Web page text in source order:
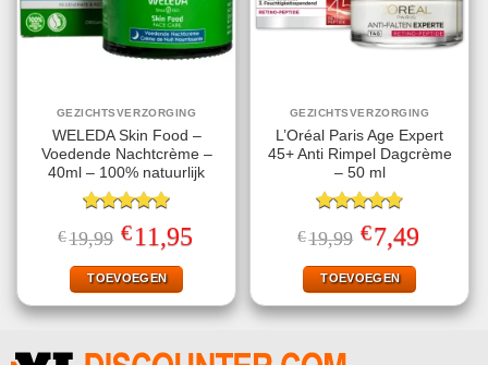
GEZICHTSVERZORGING
WELEDA Skin Food –
Voedende Nachtcrème –
40ml – 100% natuurlijk
Gewaardeerd
5.00uit 5
€19,99 Oorspronkelijke
prijs
was:
€19,99.
€11,95prijs
TOEVOEGEN
GEZICHTSVERZORGING
L’Oréal Paris Age Expert
45+ Anti Rimpel Dagcrème
– 50 ml
Gewaardeerd
4.80uit 5
€19,99 Oorspronkelijke
prijs
was:
€19,99.
€7,49Huidige
prijs
TOEVOEGEN